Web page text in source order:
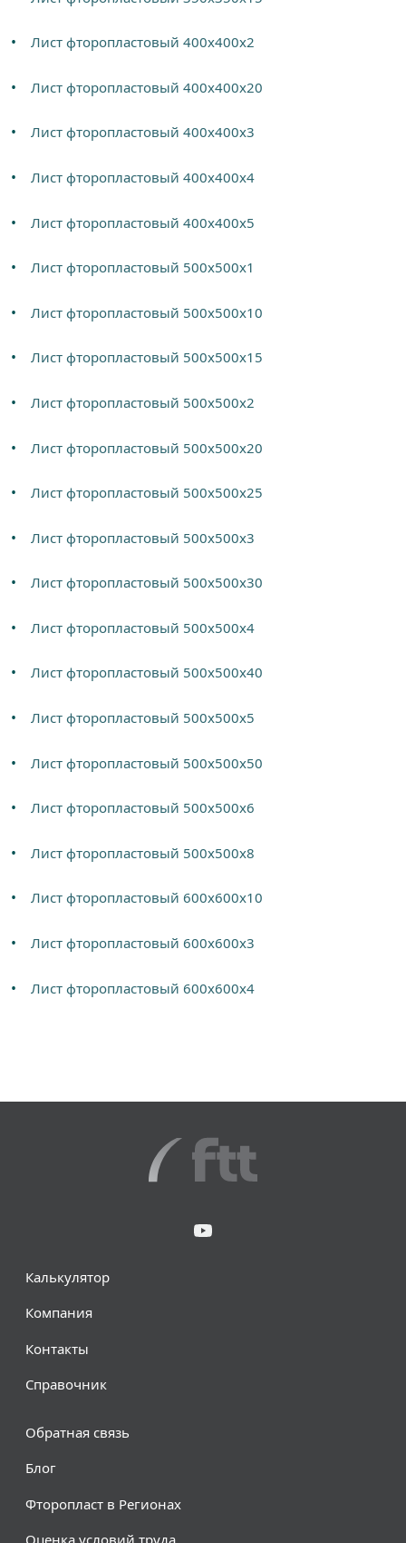
Лист фторопластовый 400х400х2
Лист фторопластовый 400х400х20
Лист фторопластовый 400х400х3
Лист фторопластовый 400х400х4
Лист фторопластовый 400х400х5
Лист фторопластовый 500х500х1
Лист фторопластовый 500х500х10
Лист фторопластовый 500х500х15
Лист фторопластовый 500х500х2
Лист фторопластовый 500х500х20
Лист фторопластовый 500х500х25
Лист фторопластовый 500х500х3
Лист фторопластовый 500х500х30
Лист фторопластовый 500х500х4
Лист фторопластовый 500х500х40
Лист фторопластовый 500х500х5
Лист фторопластовый 500х500х50
Лист фторопластовый 500х500х6
Лист фторопластовый 500х500х8
Лист фторопластовый 600х600х10
Лист фторопластовый 600х600х3
Лист фторопластовый 600х600х4
Калькулятор
Компания
Контакты
Справочник
Обратная связь
Блог
Фторопласт в Регионах